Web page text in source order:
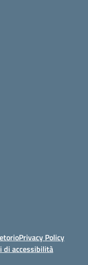
Privacy Policy
di accessibilità